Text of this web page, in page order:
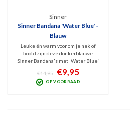
Sinner
Sinner Bandana 'Water Blue' -
Blauw
Leuke én warm voor om je nek of
hoofd zijn deze donkerblauwe
Sinner Bandana's met 'Water Blue'
print. Ook zonder fleece-deel eraan
voorkomt deze bandana een
koudelucht stroom langs je nek én is
€14,95 €9,95
OP VOORRAAD